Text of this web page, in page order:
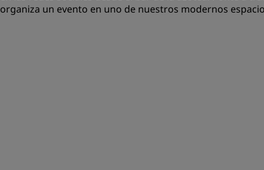
organiza un evento en uno de nuestros modernos